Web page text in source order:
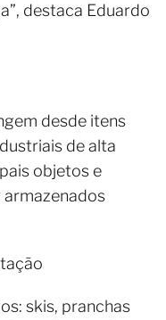
destaca Eduardo
desde itens
de alta
objetos e
pranchas